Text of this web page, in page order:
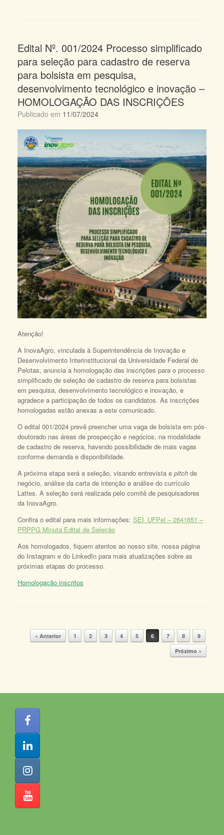
Edital Nº. 001/2024 Processo simplificado
para seleção para cadastro de reserva
para bolsista em pesquisa,
desenvolvimento tecnológico e inovação –
HOMOLOGAÇÃO DAS INSCRIÇÕES
Publicado em 11/07/2024
Atenção!
A InovaAgro, vinculada à Superintendência de Inovação e
Desenvolvimento Interinstitucional da Universidade Federal de
Pelotas, anuncia a homologação das inscrições para o processo
simplificado de seleção de cadastro de reserva para bolsistas
em pesquisa, desenvolvimento tecnológico e inovação, e
agradece a participação de todos os candidatos. As inscrições
homologadas estão anexas a este comunicado.
O edital 001/2024 prevê preencher uma vaga de bolsista em pós-
doutorado nas áreas de prospecção e negócios, na modalidade
de cadastro de reserva, havendo possibilidade de mais vagas
conforme demanda e disponibilidade.
A próxima etapa será a seleção, visando entrevista e pitch de
negócio, análise da carta de intenção e análise do currículo
Lattes. A seleção será realizada pelo comitê de pesquisadores
da InovaAgro.
Confira o edital para mais informações: SEI_UFPel – 2641651 –
PRPPG Minuta Edital de Seleção
Aos homologados, fiquem atentos ao nosso site, nossa página
do Instagram e do LinkedIn para mais atualizações sobre as
próximas etapas do processo.
Homologação inscritos
Navegação de posts
« Anterior 1 2 3 4 5 6 7 8
9
Próximo »